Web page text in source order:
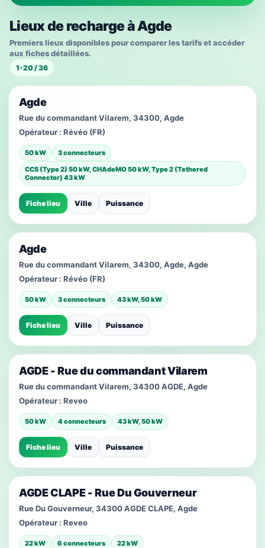
Lieux de recharge à Agde
Premiers lieux disponibles pour comparer les tarifs et accéder
aux fiches détaillées.
1-20 / 36
Agde
Rue du commandant Vilarem, 34300, Agde
Opérateur : Révéo (FR)
50 kW
3 connecteurs
CCS (Type 2) 50 kW, CHAdeMO 50 kW, Type 2 (Tethered
Connector) 43 kW
Fiche lieu Ville Puissance
Agde
Rue du commandant Vilarem, 34300, Agde, Agde
Opérateur : Révéo (FR)
50 kW 3 connecteurs 43 kW, 50 kW
Fiche lieu Ville Puissance
AGDE - Rue du commandant Vilarem
Rue du commandant Vilarem, 34300 AGDE, Agde
Opérateur : Reveo
50 kW 4 connecteurs 43 kW, 50 kW
Fiche lieu Ville Puissance
AGDE CLAPE - Rue Du Gouverneur
Rue Du Gouverneur, 34300 AGDE CLAPE, Agde
Opérateur : Reveo
22 kW 6 connecteurs 22 kW